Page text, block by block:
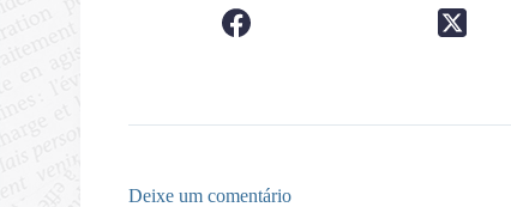
Deixe um comentário